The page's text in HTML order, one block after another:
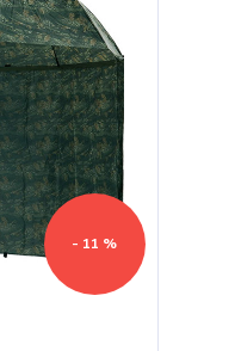
- 11 %